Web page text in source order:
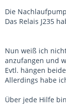
Die
Das Relais J235
Nun weiß ich
anzufangen und
Evtl. hängen
Allerdings habe
Über jede Hilfe